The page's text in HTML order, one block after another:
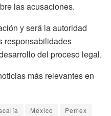
las acusaciones.
y será la autoridad
responsabilidades
del proceso legal.
más relevantes en
México
Pemex